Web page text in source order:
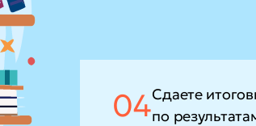
04Сдаете
по